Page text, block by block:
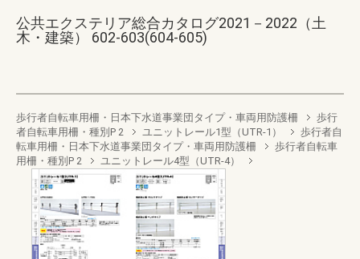
公共エクステリア総合カタログ2021－2022（土
木・建築） 602-603(604-605)
歩行者自転車用柵・日本下水道事業団タイプ・車両用防護柵
歩行
者自転車用柵・種別P 2
ユニットレール1型（UTR-1）
歩行者自
転車用柵・日本下水道事業団タイプ・車両用防護柵
歩行者自転車
用柵・種別P 2
ユニットレール4型（UTR-4）